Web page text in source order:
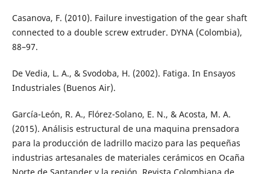
Casanova, F. (2010). Failure investigation of the gear shaft
connected to a double screw extruder. DYNA (Colombia),
88–97.
De Vedia, L. A., & Svodoba, H. (2002). Fatiga. In Ensayos
Industriales (Buenos Air).
García-León, R. A., Flórez-Solano, E. N., & Acosta, M. A.
(2015). Análisis estructural de una maquina prensadora
para la producción de ladrillo macizo para las pequeñas
industrias artesanales de materiales cerámicos en Ocaña